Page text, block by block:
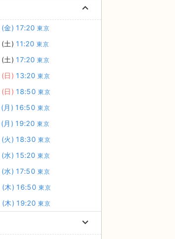
keyboard_arrow_up
(金) 17:20 東京
(土) 11:20 東京
(土) 17:20 東京
(日) 13:20 東京
(日) 18:50 東京
(月) 16:50 東京
(月) 19:20 東京
(火) 18:30 東京
(水) 15:20 東京
(水) 17:50 東京
(木) 16:50 東京
(木) 19:20 東京
keyboard_arrow_down